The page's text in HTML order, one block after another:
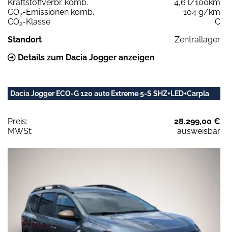
Kraftstoffverbr. komb.
4,6 l/100km
CO2-Emissionen komb.
104 g/km
CO2-Klasse
C
Standort
Zentrallager
Details zum Dacia Jogger anzeigen
Dacia Jogger ECO-G 120 auto Extreme 5-S SHZ+LED+Carpla
Preis:
28.299,00 €
MWSt:
ausweisbar